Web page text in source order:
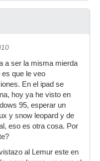
a ser la misma mierda
que le veo
En el ipad se
hoy ya he visto en
95, esperar un
y snow leopard y de
eso es otra cosa. Por
al Lemur este en